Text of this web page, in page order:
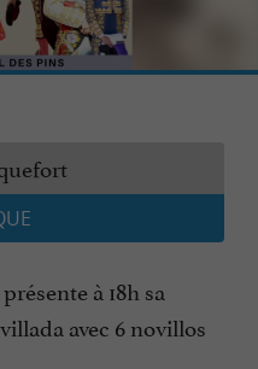
à 18h sa
avec 6 novillos